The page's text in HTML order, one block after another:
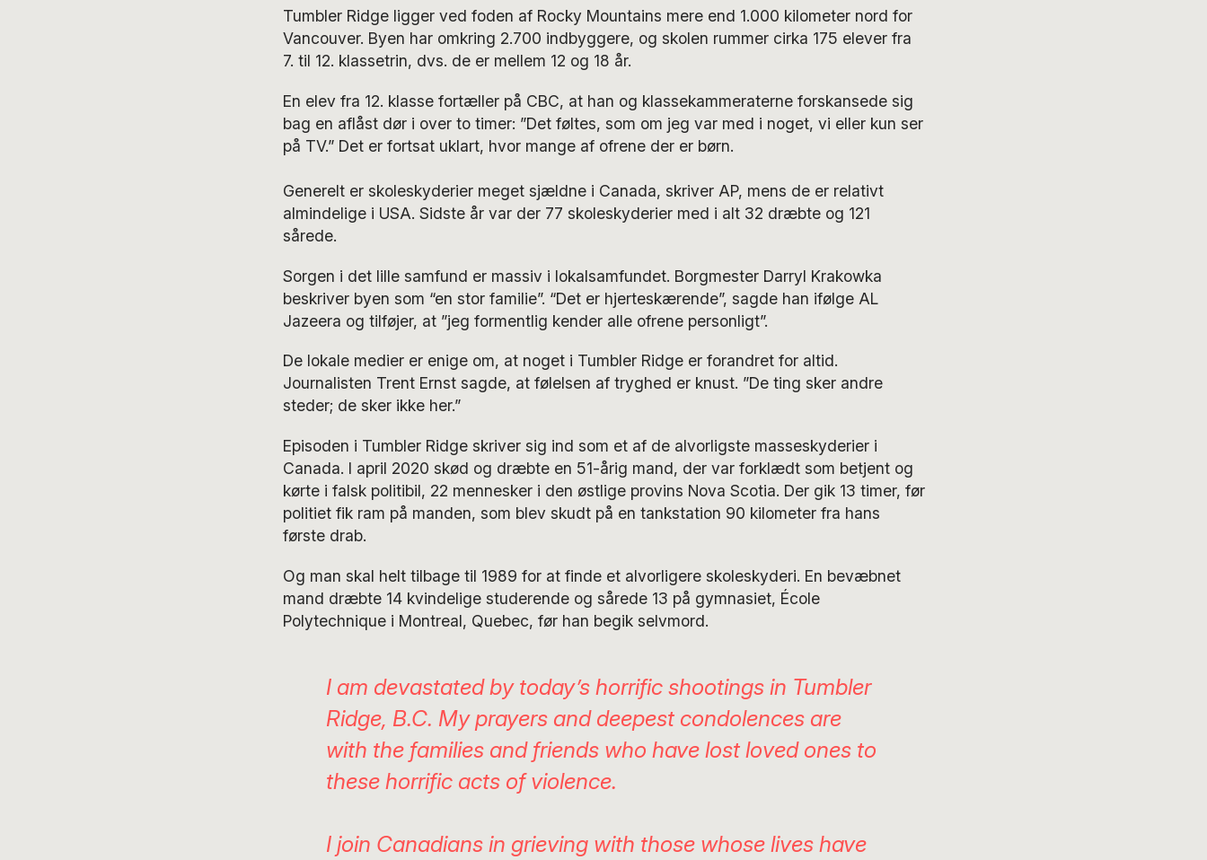
Tumbler Ridge ligger ved foden af Rocky Mountains mere end 1.000 kilometer nord for
Vancouver. Byen har omkring 2.700 indbyggere, og skolen rummer cirka 175 elever fra
7. til 12. klassetrin, dvs. de er mellem 12 og 18 år.
En elev fra 12. klasse fortæller på CBC, at han og klassekammeraterne forskansede sig
bag en aflåst dør i over to timer: ”Det føltes, som om jeg var med i noget, vi eller kun ser
på TV.” Det er fortsat uklart, hvor mange af ofrene der er børn.
Generelt er skoleskyderier meget sjældne i Canada, skriver AP, mens de er relativt
almindelige i USA. Sidste år var der 77 skoleskyderier med i alt 32 dræbte og 121
sårede.
Sorgen i det lille samfund er massiv i lokalsamfundet. Borgmester Darryl Krakowka
beskriver byen som “en stor familie”. “Det er hjerteskærende”, sagde han ifølge AL
Jazeera og tilføjer, at ”jeg formentlig kender alle ofrene personligt”.
De lokale medier er enige om, at noget i Tumbler Ridge er forandret for altid.
Journalisten Trent Ernst sagde, at følelsen af tryghed er knust. ”De ting sker andre
steder; de sker ikke her.”
Episoden i Tumbler Ridge skriver sig ind som et af de alvorligste masseskyderier i
Canada. I april 2020 skød og dræbte en 51-årig mand, der var forklædt som betjent og
kørte i falsk politibil, 22 mennesker i den østlige provins Nova Scotia. Der gik 13 timer, før
politiet fik ram på manden, som blev skudt på en tankstation 90 kilometer fra hans
første drab.
Og man skal helt tilbage til 1989 for at finde et alvorligere skoleskyderi. En bevæbnet
mand dræbte 14 kvindelige studerende og sårede 13 på gymnasiet, École
Polytechnique i Montreal, Quebec, før han begik selvmord.
I am devastated by today’s horrific shootings in Tumbler
Ridge, B.C. My prayers and deepest condolences are
with the families and friends who have lost loved ones to
these horrific acts of violence.
I join Canadians in grieving with those whose lives have